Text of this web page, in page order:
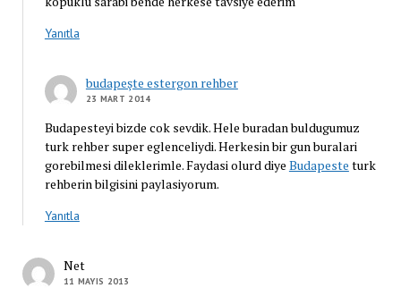
Yanıtla
budapeşte estergon rehber
23 MART 2014
Budapesteyi bizde cok sevdik. Hele buradan buldugumuz
turk rehber super eglenceliydi. Herkesin bir gun buralari
gorebilmesi dileklerimle. Faydasi olurd diye Budapeste turk
rehberin bilgisini paylasiyorum.
Yanıtla
Net
11 MAYIS 2013